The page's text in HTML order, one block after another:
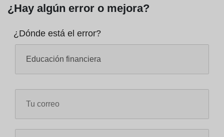
¿Hay algún error o mejora?
¿Dónde está el error?